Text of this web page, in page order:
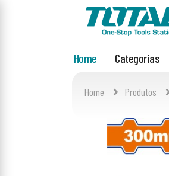
Home Categorias
Home Produtos